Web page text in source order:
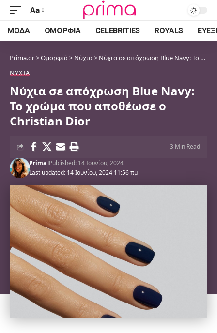
Font
Resizer
Aa
ΜΌΔΑ ΟΜΟΡΦΙΆ CELEBRITIES ROYALS
Prima.gr>Ομορφιά> Νύχια> Νύχια σε απόχρωση Blue Navy: Το χρώμα που αποθέωσε ο Christian Dior
ΝΎΧΙΑ
Νύχια σε απόχρωση Blue Navy:
Το χρώμα που αποθέωσε ο
Christian Dior
Last updated: 14 Ιουνίου, 2024 11:56 πμ
Prima Published: 14 Ιουνίου, 2024
3 Min Read